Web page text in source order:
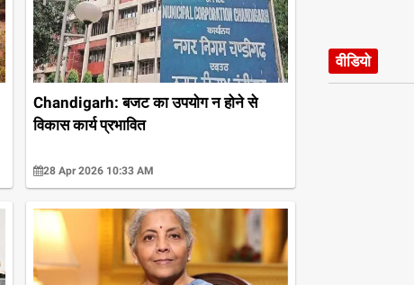
Chandigarh: बजट का उपयोग न होने से
विकास कार्य प्रभावित
28 Apr 2026 10:33 AM
वीडियो